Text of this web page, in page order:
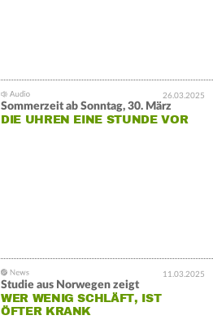
26.03.2025
Sommerzeit ab Sonntag, 30. März
DIE UHREN EINE STUNDE VOR
11.03.2025
Studie aus Norwegen zeigt
WER WENIG SCHLÄFT, IST
ÖFTER KRANK